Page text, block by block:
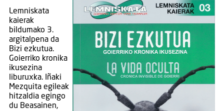
Lemniskata
kaierak
bildumako 3.
argitalpena da
Bizi ezkutua.
Goierriko kronika
ikusezina
liburuxka. Iñaki
Mezquita egileak
hitzaldia egingo
du Beasainen,